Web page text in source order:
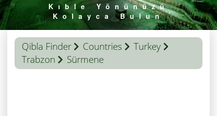
Kıble Yönünüzü
Kolayca Bulun
Qibla Finder Countries
Turkey
Trabzon
Sürmene